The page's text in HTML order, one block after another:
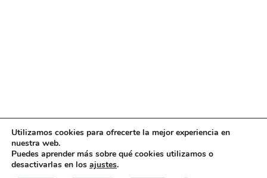
Utilizamos cookies para ofrecerte la mejor experiencia en
nuestra web.
Puedes aprender más sobre qué cookies utilizamos o
desactivarlas en los ajustes.